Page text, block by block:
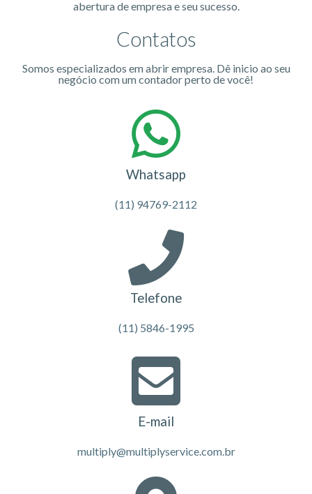
abertura de empresa e seu sucesso.
Contatos
Somos especializados em abrir empresa. Dê inicio ao seu
negócio com um contador perto de você!
Whatsapp
(11) 94769-2112
Telefone
(11) 5846-1995
E-mail
multiply@multiplyservice.com.br